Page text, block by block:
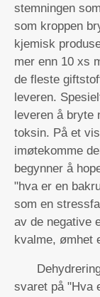
stemningen
som kroppen
kjemisk
mer enn 10 xs
de fleste
leveren.
leveren å bryte
toksin. På et
imøtekomme
begynner å
"hva er en
som en
av de negative
kvalme, ømhet
svaret på "Hva